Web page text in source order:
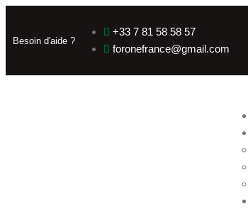
Besoin d'aide ?
+33 7 81 58 58 57
foronefrance@gmail.com